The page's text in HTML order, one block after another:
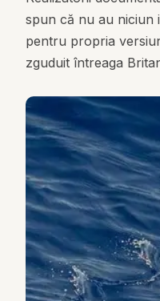
spun că nu au niciun
pentru propria
zguduit întreaga